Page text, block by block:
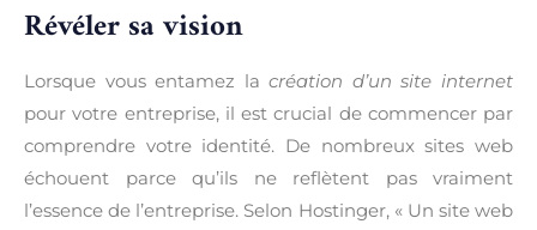
Révéler sa vision
Lorsque vous entamez lacréation d’un site internet
pour votre entreprise, il est crucial de commencer par
comprendre votre identité. De nombreux sites web
échouent parce qu’ils ne reflètent pas vraiment
l’essence de l’entreprise. Selon Hostinger, « Un site web